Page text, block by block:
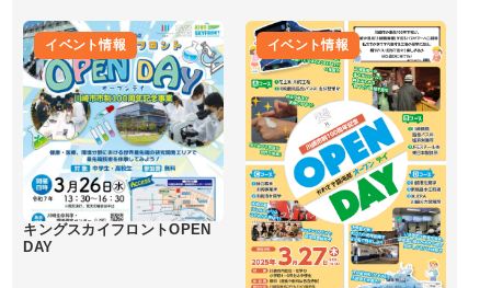
イベント情報
キングスカイフロントOPEN
DAY
イベント情報